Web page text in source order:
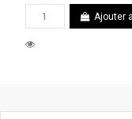
Ajouter